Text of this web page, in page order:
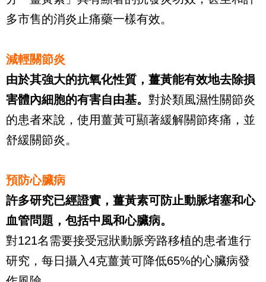
多市售的消炎止痛藥一樣有效。
減輕關節炎
由於其強大的抗氧化性質，薑黃能有效地去除損
害體內細胞的有害自由基。 對於類風濕性關節炎
的患者來說，使用薑黃可顯著緩解關節疼痛，並
舒緩關節炎。
預防心臟病
許多研究已經證實，薑黃素可防止動脈堵塞和心
血管問題，包括中風和心臟病。
對121名需要接受冠狀動脈旁路移植的患者進行
研究，每日攝入4克薑黃可降低65%的心臟病發